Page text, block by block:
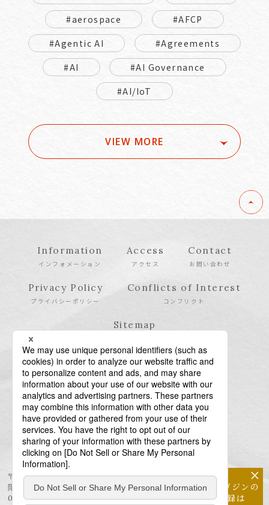
#aerospace
#AFCP
#Agentic AI
#Agreements
#AI
#AI Governance
#AI/IoT
VIEW MORE
Information
インフォメーション
Access
アクセス
Contact
お問い合わせ
Privacy Policy
プライバシーポリシー
Conflicts of Interest
コンフリクト
Sitemap
〒106-6123 東京都港区六本木6-10-1 六本木ヒルズ森タワー23
階
03-6438-5511（代表） / 03-6438-5611（特許・商標）
×
メールマガジンの
配信登録は